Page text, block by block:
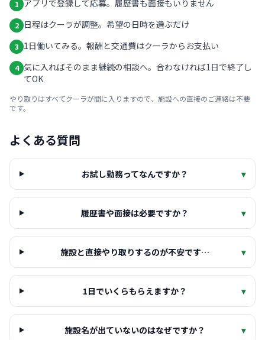
1 アプリで登録して応募。履歴書も面接もいりません
2 日程はクーラが調整。希望の日時を選ぶだけ
3 1日働いてみる。報酬と交通費はクーラからお支払い
4 気に入ればそのまま継続の相談へ。合わなければ1日で終了し
てOK
やり取りはすべてクーラが間に入りますので、施設への直接のご連絡は不要
です。
よくある質問
お試し勤務ってなんですか？ ▾
履歴書や面接は必要ですか？ ▾
施設と直接やり取りするのが不安です… ▾
1日でいくらもらえますか？ ▾
施設名が出ていないのはなぜですか？ ▾